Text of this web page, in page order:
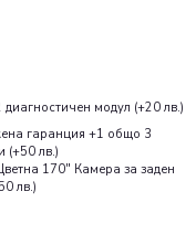
диагностичен модул (+20 лв.)
гаранция +1 общо 3
(+50 лв.)
170" Камера за заден
лв.)